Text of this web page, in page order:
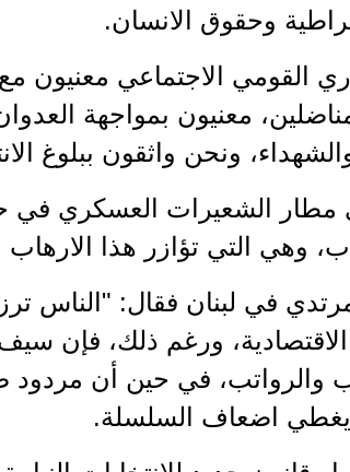
وحقوق الانسان.
القومي الاجتماعي معنيون
معنيون بمواجهة
ونحن واثقون ببلوغ
مطار الشعيرات العسكري في
وهي التي تؤازر هذا
في لبنان فقال: "الناس
الاقتصادية، ورغم ذلك، فإن
والرواتب، في حين أن
يغطي اضعاف السلسلة.